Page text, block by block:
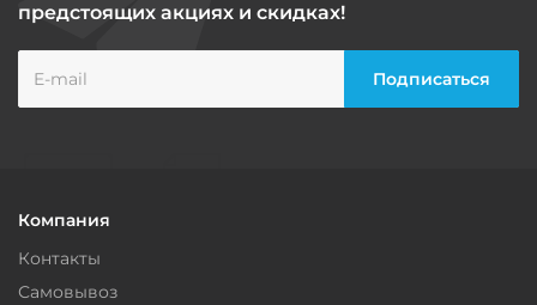
предстоящих акциях и скидках!
Компания
Контакты
Самовывоз